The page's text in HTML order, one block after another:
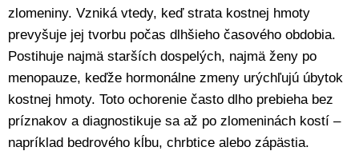
zlomeniny. Vzniká vtedy, keď strata kostnej hmoty
prevyšuje jej tvorbu počas dlhšieho časového obdobia.
Postihuje najmä starších dospelých, najmä ženy po
menopauze, keďže hormonálne zmeny urýchľujú úbytok
kostnej hmoty. Toto ochorenie často dlho prebieha bez
príznakov a diagnostikuje sa až po zlomeninách kostí –
napríklad bedrového kĺbu, chrbtice alebo zápästia.